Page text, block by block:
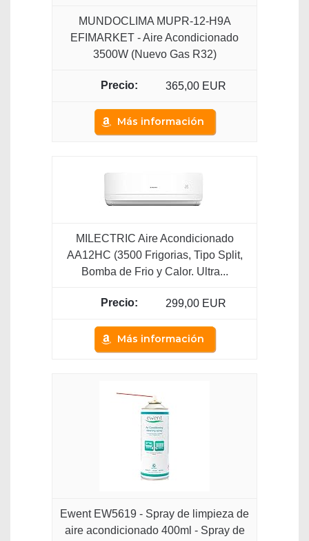
MUNDOCLIMA MUPR-12-H9A
EFIMARKET - Aire Acondicionado
3500W (Nuevo Gas R32)
365,00 EUR
Más información
MILECTRIC Aire Acondicionado
AA12HC (3500 Frigorias, Tipo Split,
Bomba de Frio y Calor. Ultra...
299,00 EUR
Más información
Ewent EW5619 - Spray de limpieza de
aire acondicionado 400ml - Spray de